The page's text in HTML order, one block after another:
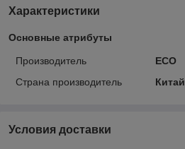
Характеристики
Основные атрибуты
Производитель
ECO
Страна производитель
Китай
Условия доставки